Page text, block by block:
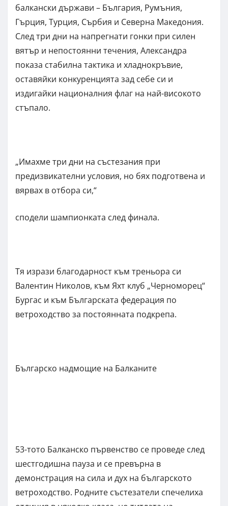
балкански държави – България, Румъния,
Гърция, Турция, Сърбия и Северна Македония.
След три дни на напрегнати гонки при силен
вятър и непостоянни течения, Александра
показа стабилна тактика и хладнокръвие,
оставяйки конкуренцията зад себе си и
издигайки националния флаг на най-високото
стъпало.
„Имахме три дни на състезания при
предизвикателни условия, но бях подготвена и
вярвах в отбора си,“
сподели шампионката след финала.
Тя изрази благодарност към треньора си
Валентин Николов, към Яхт клуб „Черноморец“
Бургас и към Българската федерация по
ветроходство за постоянната подкрепа.
Българско надмощие на Балканите
53-тото Балканско първенство се проведе след
шестгодишна пауза и се превърна в
демонстрация на сила и дух на българското
ветроходство. Родните състезатели спечелиха